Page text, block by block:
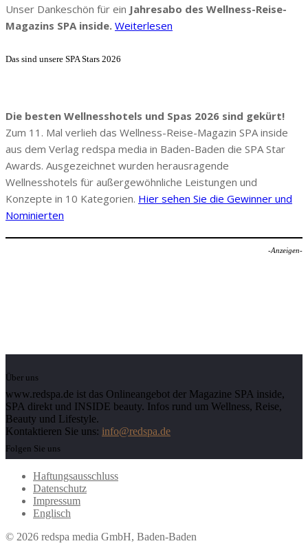
Unser Dankeschön für ein Jahresabo des Wellness-Reise-
Magazins SPA inside. Weiterlesen
Das sind unsere SPA Stars 2026
Die besten Wellnesshotels und Spas 2026 sind gekürt!
Zum 11. Mal verlieh das Wellness-Reise-Magazin SPA inside
aus dem Verlag redspa media in Baden-Baden die SPA Star
Awards. Ausgezeichnet wurden herausragende
Wellnesshotels für außergewöhnliche Leistungen und
Konzepte in 10 Kategorien. Hier sehen Sie die Gewinner und
Nominierten
-Anzeigen-
Über uns
www.redspa.de ist das Onlineangebot der Magazine SPA inside,
SPA direkt und INSIDE beauty. Infos rund um Wellness, Reise,
Beauty und Lifestyle.
Kontaktieren Sie uns: info@redspa.de
Folgen Sie uns
Haftungsausschluss
Datenschutz
Impressum
Englisch
© 2026 redspa media GmbH, Baden-Baden